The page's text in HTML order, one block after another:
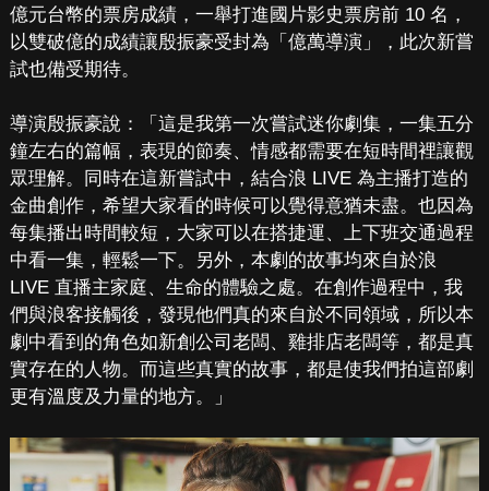
億元台幣的票房成績，一舉打進國片影史票房前 10 名，
以雙破億的成績讓殷振豪受封為「億萬導演」，此次新嘗
試也備受期待。
導演殷振豪說：「這是我第一次嘗試迷你劇集，一集五分
鐘左右的篇幅，表現的節奏、情感都需要在短時間裡讓觀
眾理解。同時在這新嘗試中，結合浪 LIVE 為主播打造的
金曲創作，希望大家看的時候可以覺得意猶未盡。也因為
每集播出時間較短，大家可以在搭捷運、上下班交通過程
中看一集，輕鬆一下。另外，本劇的故事均來自於浪
LIVE 直播主家庭、生命的體驗之處。在創作過程中，我
們與浪客接觸後，發現他們真的來自於不同領域，所以本
劇中看到的角色如新創公司老闆、雞排店老闆等，都是真
實存在的人物。而這些真實的故事，都是使我們拍這部劇
更有溫度及力量的地方。」